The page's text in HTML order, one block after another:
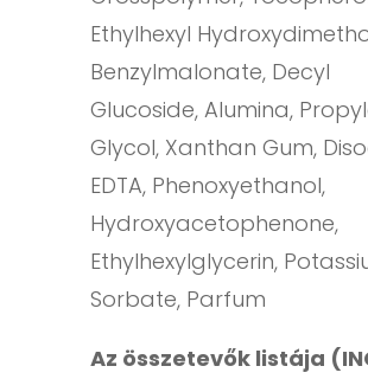
Ethylhexyl
Benzylmalonate, Decyl
Glucoside, Alumina,
Glycol, Xanthan Gum,
EDTA, Phenoxyethanol,
Hydroxyacetophenone,
Ethylhexylglycerin,
Sorbate, Parfum
Az összetevők listája